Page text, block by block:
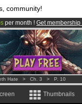
community!
per month ! Get membership
comics & mangas!.
Hate > Ch. 3 > P. 10
Thumbnails